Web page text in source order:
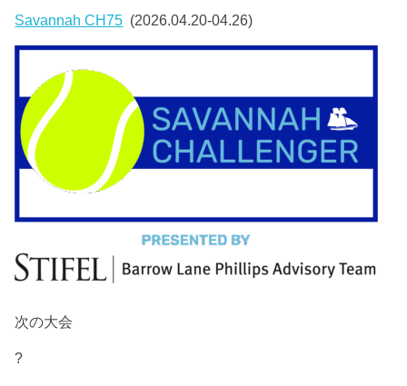
Savannah CH75 (2026.04.20-04.26)
次の大会
?